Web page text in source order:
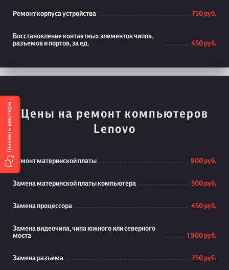
Ремонт корпуса устройства 750 руб.
Восстановление контактных элементов чипов,
разъемов и портов, за ед.
450 руб.
Цены на ремонт компьютеров
Lenovo
Ремонт материнской платы 900 руб.
Замена материнской платы компьютера 500 руб.
Замена процессора 450 руб.
Замена видеочипа, чипа южного или северного
моста
1 900 руб.
Замена разъема 750 руб.
Вызвать мастера